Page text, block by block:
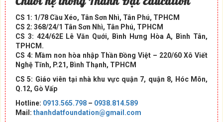
CS 1: 1/78 Cầu Xéo, Tân Sơn Nhì, Tân Phú, TPHCM
CS 2: 368/24/1 Tân Sơn Nhì, Tân Phú, TPHCM
CS 3: 424/62E Lê Văn Quới, Bình Hưng Hòa A, Bình Tân,
TPHCM.
CS 4: Mầm non hòa nhập Thần Đồng Việt – 220/60 Xô Viết
Nghệ Tĩnh, P.21, Bình Thạnh, TPHCM
CS 5: Giáo viên tại nhà khu vực quận 7, quận 8, Hóc Môn,
Q.12, Gò Vấp
Hotline: 0913.565.798 – 0938.814.589
Mail: thanhdatfoundation@gmail.com